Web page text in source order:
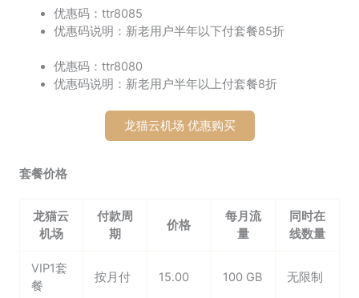
优惠码：ttr8085
优惠码说明：新老用户半年以下付套餐85折
优惠码：ttr8080
优惠码说明：新老用户半年以上付套餐8折
龙猫云机场 优惠购买
套餐价格
龙猫云
机场
付款周
期
价格
每月流
量
同时在
线数量
VIP1套
餐
按月付 15.00 100 GB 无限制